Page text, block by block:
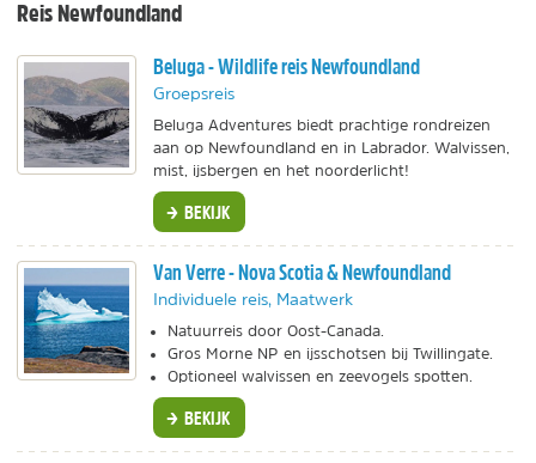
Reis Newfoundland
Beluga - Wildlife reis Newfoundland
Groepsreis
Beluga Adventures biedt prachtige rondreizen
aan op Newfoundland en in Labrador. Walvissen,
mist, ijsbergen en het noorderlicht!
BEKIJK
Van Verre - Nova Scotia & Newfoundland
Individuele reis, Maatwerk
Natuurreis door Oost-Canada.
Gros Morne NP en ijsschotsen bij Twillingate.
Optioneel walvissen en zeevogels spotten.
BEKIJK